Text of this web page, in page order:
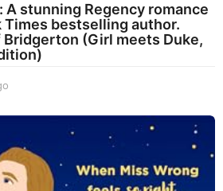
A stunning Regency romance
Times bestselling author.
(Girl meets Duke,
ñ
s
a
g